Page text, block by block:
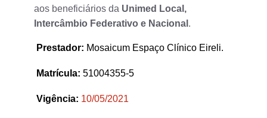
aos beneficiários da Unimed Local,
Intercâmbio Federativo e Nacional .
Prestador: Mosaicum Espaço Clínico Eireli.
Matrícula: 51004355-5
Vigência: 10/05/2021